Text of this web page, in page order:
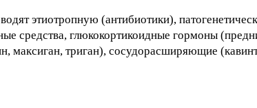
этиотропную (антибиотики),
средства, глюкокортикоидные гормоны
максиган, триган), сосудорасширяющие